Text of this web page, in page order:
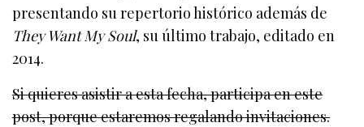
presentando su repertorio histórico además de
They Want My Soul, su último trabajo, editado en
2014.
Si quieres asistir a esta fecha, participa en este
post, porque estaremos regalando invitaciones.